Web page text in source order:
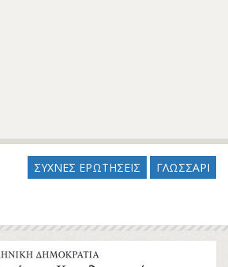
ΣΥΧΝΕΣ ΕΡΩΤΗΣΕΙΣ
ΓΛΩΣΣΑΡΙ